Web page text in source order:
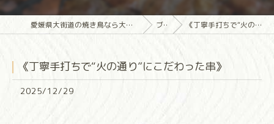
愛媛県大街道の焼き鳥なら大街道立ち飲み焼き鳥 魁(さきがけ) ブログ 《丁寧手打ちで“火の通り”にこだわった串》
《丁寧手打ちで“火の通り”にこだわった串》
2025/12/29